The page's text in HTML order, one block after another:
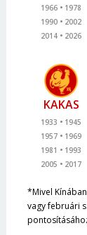
1966
1978
1990
2002
2014
2026
KAKAS
1933
1945
1957
1969
1981
1993
2005
2017
*Mivel
vagy februári